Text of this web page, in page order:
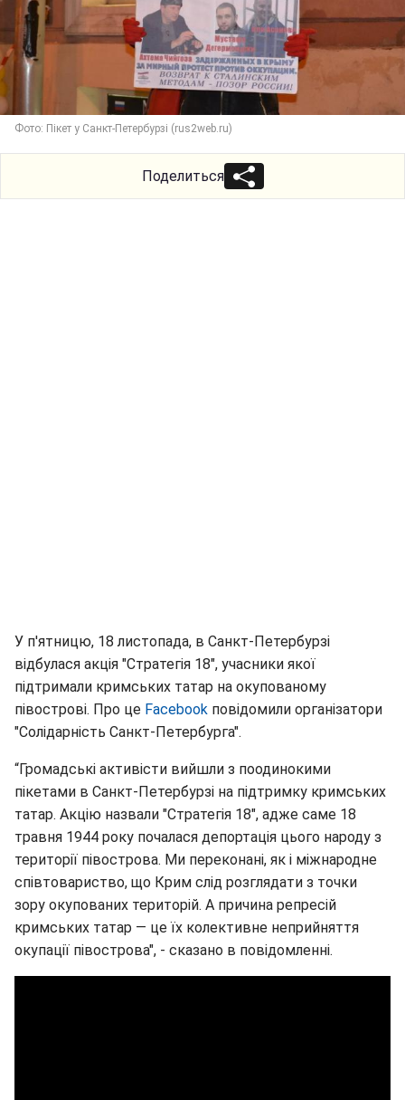
Фото: Пікет у Санкт-Петербурзі (rus2web.ru)
Поделиться
У п'ятницю, 18 листопада, в Санкт-Петербурзі
відбулася акція "Стратегія 18", учасники якої
підтримали кримських татар на окупованому
півострові. Про це Fаcebook повідомили організатори
"Солідарність Санкт-Петербурга".
“Громадські активісти вийшли з поодинокими
пікетами в Санкт-Петербурзі на підтримку кримських
татар. Акцію назвали "Стратегія 18", адже саме 18
травня 1944 року почалася депортація цього народу з
території півострова. Ми переконані, як і міжнародне
співтовариство, що Крим слід розглядати з точки
зору окупованих територій. А причина репресій
кримських татар — це їх колективне неприйняття
окупації півострова", - сказано в повідомленні.